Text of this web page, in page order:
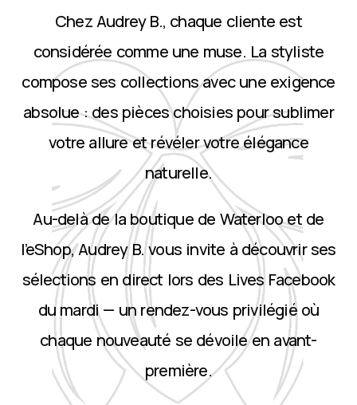
Chez Audrey B., chaque cliente est
considérée comme une muse. La styliste
compose ses collections avec une exigence
absolue : des pièces choisies pour sublimer
votre allure et révéler votre élégance
naturelle.
Au-delà de la boutique de Waterloo et de
l’eShop, Audrey B. vous invite à découvrir ses
sélections en direct lors des Lives Facebook
du mardi — un rendez-vous privilégié où
chaque nouveauté se dévoile en avant-
première.